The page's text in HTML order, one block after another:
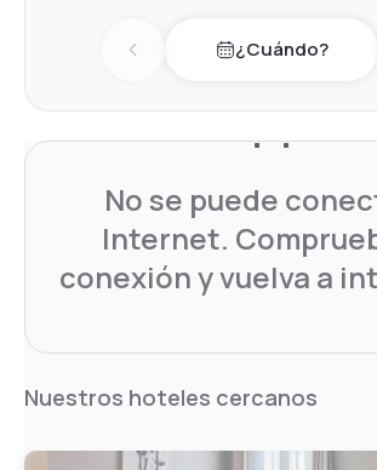
Previous day¿Cuándo?
No se puede
Internet.
conexión y vuelva a
Nuestros hoteles cercanos